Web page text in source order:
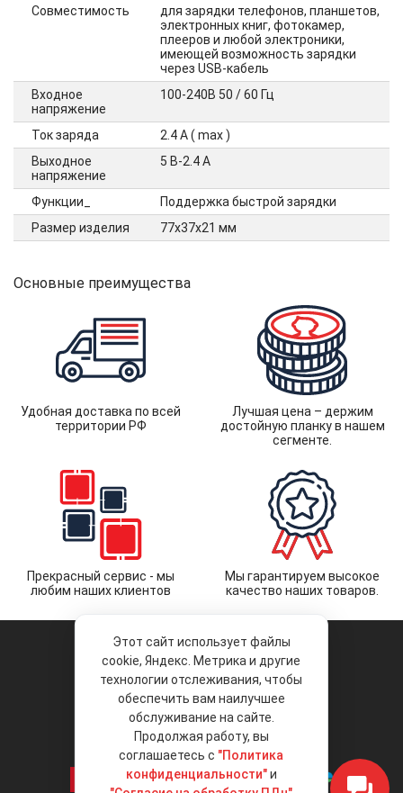
Совместимость
для зарядки телефонов, планшетов,
электронных книг, фотокамер,
плееров и любой электроники,
имеющей возможность зарядки
через USB-кабель
Входное
напряжение
100-240В 50 / 60 Гц
Ток заряда
2.4 А ( max )
Выходное
напряжение
5 В-2.4 A
Функции_
Поддержка быстрой зарядки
Размер изделия
77х37х21 мм
Основные преимущества
Удобная доставка по всей
территории РФ
Лучшая цена – держим
достойную планку в нашем
сегменте.
Прекрасный сервис - мы
любим наших клиентов
Мы гарантируем высокое
качество наших товаров.
© 2026 «Liberty Project».
Аксессуары и запчасти оптом.
Положение об обработке и защите
персональных данных
Этот сайт использует файлы
cookie, Яндекс. Метрика и другие
технологии отслеживания, чтобы
обеспечить вам наилучшее
обслуживание на сайте.
Продолжая работу, вы
соглашаетесь с "Политика
конфиденциальности"и